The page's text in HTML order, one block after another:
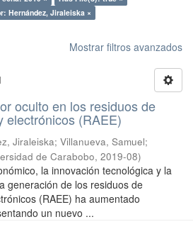
Hernández, Jiraleiska ×
Mostrar filtros avanzados
oculto en los residuos de
electrónicos (RAEE)
Jiraleiska; Villanueva, Samuel;
de Carabobo, 2019-08)
la innovación tecnológica y la
generación de los residuos de
(RAEE) ha aumentado
un nuevo ...